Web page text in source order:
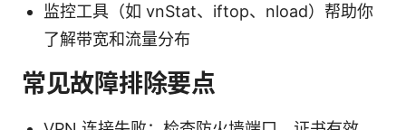
监控工具（如 vnStat、iftop、nload）帮助你
了解带宽和流量分布
常见故障排除要点